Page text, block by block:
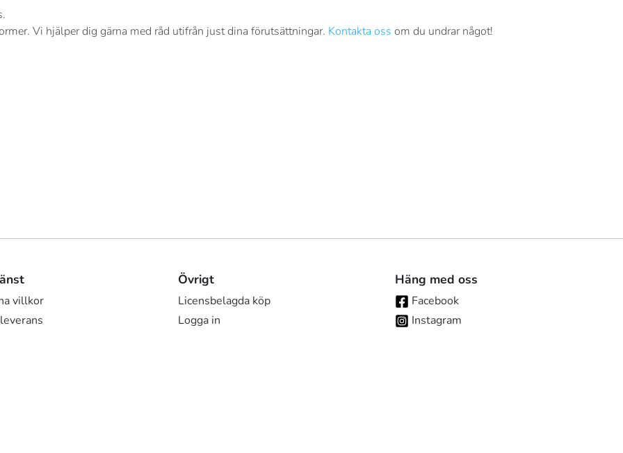
Vi hjälper dig gärna med råd utifrån just dina förutsättningar. Kontakta oss om du undrar något!
villkor
Övrigt
Licensbelagda köp
Logga in
Häng med oss
Facebook
Instagram